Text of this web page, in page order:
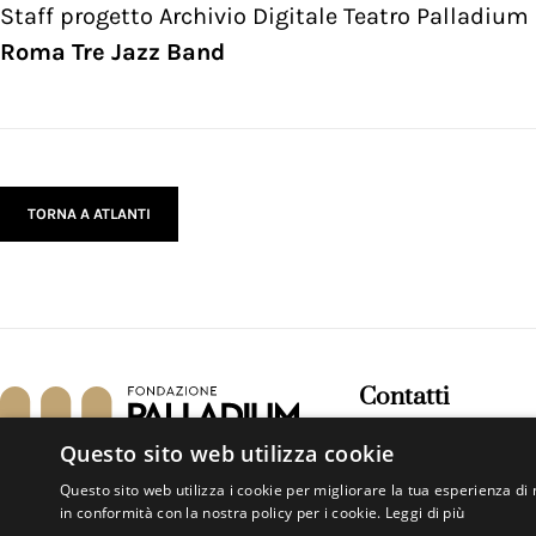
Staff progetto Archivio Digitale Teatro Palladium
Roma Tre Jazz Band
TORNA A ATLANTI
Contatti
Piazza Bartolomeo
+39 06 57332772
Questo sito web utilizza cookie
Questo sito web utilizza i cookie per migliorare la tua esperienza
in conformità con la nostra policy per i cookie. Leggi di più